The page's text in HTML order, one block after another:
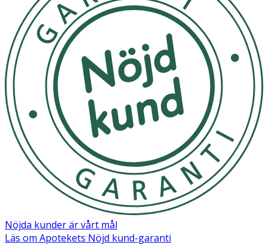
DILINOLEYL DIMER DILINOLEATE , CETYL PALMITATE
CERA ALBA / BEESWAX, HELIANTHUS ANNUUS SEED OIL
/ SUNFLOWER SEED OI, SILICA, ALUMINA, ALUMINUM
HYDROXI, TOCOPHEROL, COCOS NUCIFERA OIL /
COCONUT OI ,CITRIC ACID, PARFUM / FRAGRANCE, [+/-
MAY CONTAIN CI 15850 / RED 7 , CI 15985 / YELLOW 6
LAKE , CI 45410 / RED 28 LAKE , CI 45380 / RED 22 LAKE ,
CI 77891 / TITANIUM DIOXIDE , CI 75470 / CARMINE , CI
77491, CI 77492, CI 77499 / IRON OXIDES ], B226208/4.
Nöjda kunder är vårt mål
Läs om Apotekets Nöjd kund-garanti